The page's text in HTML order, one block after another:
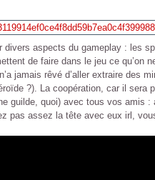
divers aspects du gameplay : les
de faire dans le jeu ce qu’on
jamais rêvé d’aller extraire des
?). La coopération, car il sera
guilde, quoi) avec tous vos amis :
pas assez la tête avec eux irl,